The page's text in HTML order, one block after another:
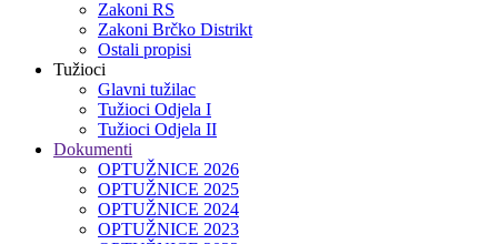
Zakoni RS
Zakoni Brčko Distrikt
Ostali propisi
Tužioci
Glavni tužilac
Tužioci Odjela I
Tužioci Odjela II
Dokumenti
OPTUŽNICE 2026
OPTUŽNICE 2025
OPTUŽNICE 2024
OPTUŽNICE 2023